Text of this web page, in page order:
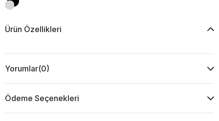
Ürün Özellikleri
Yorumlar(0)
Ödeme Seçenekleri